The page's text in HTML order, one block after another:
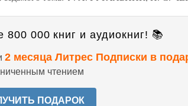
800 000 книг и аудиокниг! 📚
2 месяца Литрес Подписки в
чтением
ПОДАРОК